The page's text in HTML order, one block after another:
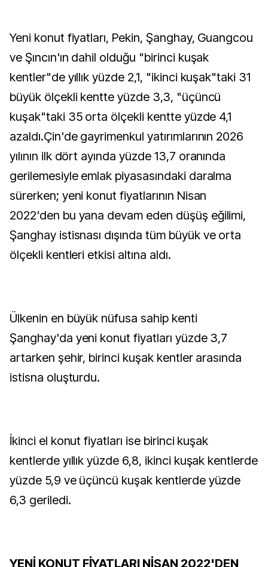
Yeni konut fiyatları, Pekin, Şanghay, Guangcou
ve Şıncın'ın dahil olduğu "birinci kuşak
kentler"de yıllık yüzde 2,1, "ikinci kuşak"taki 31
büyük ölçekli kentte yüzde 3,3, "üçüncü
kuşak"taki 35 orta ölçekli kentte yüzde 4,1
azaldı.Çin'de gayrimenkul yatırımlarının 2026
yılının ilk dört ayında yüzde 13,7 oranında
gerilemesiyle emlak piyasasındaki daralma
sürerken; yeni konut fiyatlarının Nisan
2022'den bu yana devam eden düşüş eğilimi,
Şanghay istisnası dışında tüm büyük ve orta
ölçekli kentleri etkisi altına aldı.
Ülkenin en büyük nüfusa sahip kenti
Şanghay'da yeni konut fiyatları yüzde 3,7
artarken şehir, birinci kuşak kentler arasında
istisna oluşturdu.
İkinci el konut fiyatları ise birinci kuşak
kentlerde yıllık yüzde 6,8, ikinci kuşak kentlerde
yüzde 5,9 ve üçüncü kuşak kentlerde yüzde
6,3 geriledi.
YENİ KONUT FİYATLARI NİSAN 2022'DEN